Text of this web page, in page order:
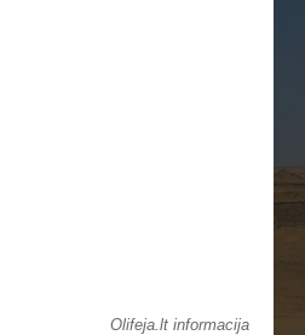
Olifeja.lt informacija